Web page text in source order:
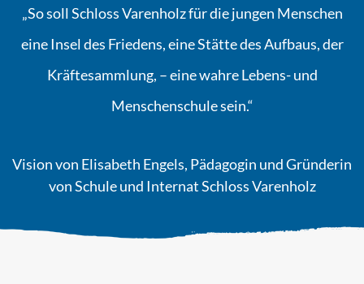
„So soll Schloss Varenholz für die jungen Menschen
eine Insel des Friedens, eine Stätte des Aufbaus, der
Kräftesammlung, – eine wahre Lebens- und
Menschenschule sein.“
Vision von Elisabeth Engels, Pädagogin und Gründerin
von Schule und Internat Schloss Varenholz